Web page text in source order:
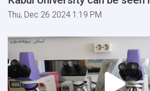
Thu, Dec 26 2024 1:19 PM